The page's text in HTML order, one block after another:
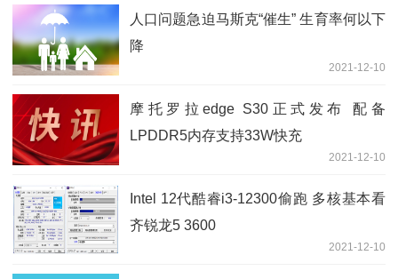
人口问题急迫马斯克“催生” 生育率何以下
降
2021-12-10
摩托罗拉edge S30正式发布 配备
LPDDR5内存支持33W快充
2021-12-10
Intel 12代酷睿i3-12300偷跑 多核基本看
齐锐龙5 3600
2021-12-10